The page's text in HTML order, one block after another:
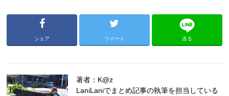
シェア ツイート 送る
著者：K@z
LaniLaniでまとめ記事の執筆を担当している